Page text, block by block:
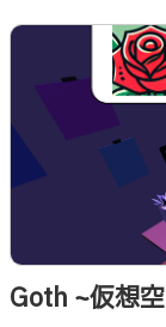
Goth ~仮想